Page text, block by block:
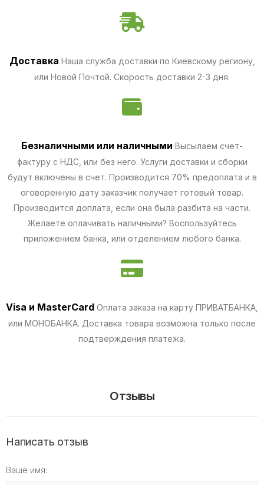
Доставка Наша служба доставки по Киевскому региону,
или Новой Почтой. Скорость доставки 2-3 дня.
Безналичными или наличными Высылаем счет-
фактуру с НДС, или без него. Услуги доставки и сборки
будут включены в счет. Производится 70% предоплата и в
оговоренную дату заказчик получает готовый товар.
Производится доплата, если она была разбита на части.
Желаете оплачивать наличными? Воспользуйтесь
приложением банка, или отделением любого банка.
Visa и MasterCard Оплата заказа на карту ПРИВАТБАНКА,
или МОНОБАНКА. Доставка товара возможна только после
подтверждения платежа.
Отзывы
Написать отзыв
Ваше имя: